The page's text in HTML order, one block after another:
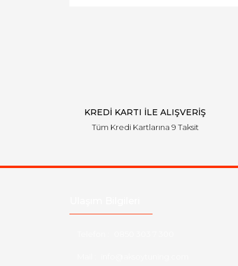
KREDİ KARTI İLE ALIŞVERİŞ
Tüm Kredi Kartlarına 9 Taksit